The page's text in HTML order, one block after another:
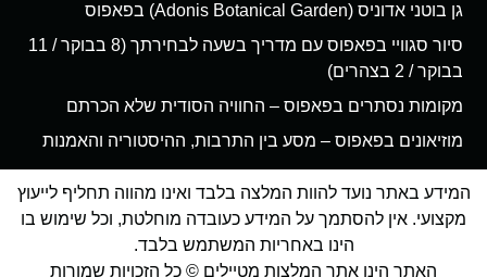
גן בוטני אדוניס (Adonis Botanical Garden) בפאפוס
סיור סגוויי בפאפוס עם מדריך בשעה לבחירתך (8 בבוקר / 11
בבוקר / 2 בצהרים)
מקומות נסתרים בפאפוס – החוויה הסודית שלא הכרתם
מוזיאונים בפאפוס – מסע בין התרבות, ההיסטוריה והאמנות
המידע באתר נועד להוות המלצה בלבד ואינו מהווה תחליף לייעוץ
מקצועי. אין להסתמך על המידע כעובדה מוחלטת, וכל שימוש בו
הינו באחריות המשתמש בלבד.
האתר הינו אתר המלצות מטיילים © כל הזכויות שמורות